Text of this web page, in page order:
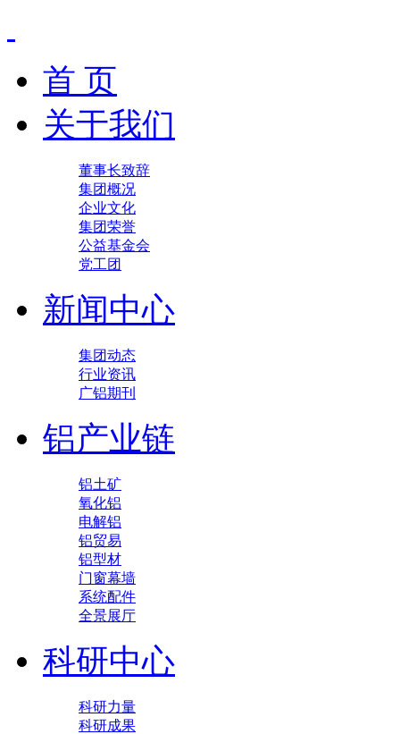
首 页
关于我们
董事长致辞
集团概况
企业文化
集团荣誉
公益基金会
党工团
新闻中心
集团动态
行业资讯
广铝期刊
铝产业链
铝土矿
氧化铝
电解铝
铝贸易
铝型材
门窗幕墙
系统配件
全景展厅
科研中心
科研力量
科研成果